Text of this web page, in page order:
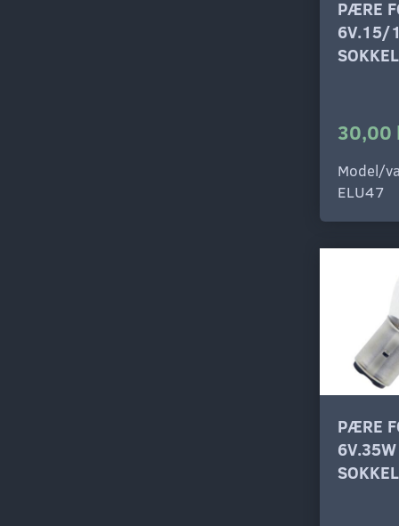
PÆRE
6V.15/
30,00
Model/
ELU47
PÆRE
6V.35W